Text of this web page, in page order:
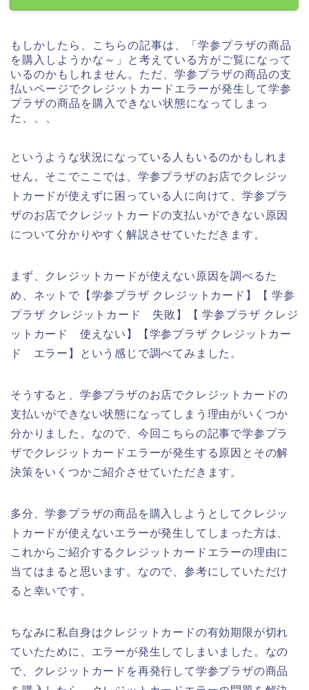
もしかしたら、こちらの記事は、「学参プラザの商品
を購入しようかな～」と考えている方がご覧になって
いるのかもしれません。ただ、学参プラザの商品の支
払いページでクレジットカードエラーが発生して学参
プラザの商品を購入できない状態になってしまっ
た、、、
というような状況になっている人もいるのかもしれま
せん。そこでここでは、学参プラザのお店でクレジッ
トカードが使えずに困っている人に向けて、学参プラ
ザのお店でクレジットカードの支払いができない原因
について分かりやすく解説させていただきます。
まず、クレジットカードが使えない原因を調べるた
め、ネットで【学参プラザ クレジットカード】【 学参
プラザ クレジットカード 失敗】【 学参プラザ クレジ
ットカード 使えない】【学参プラザ クレジットカー
ド エラー】という感じで調べてみました。
そうすると、学参プラザのお店でクレジットカードの
支払いができない状態になってしまう理由がいくつか
分かりました。なので、今回こちらの記事で学参プラ
ザでクレジットカードエラーが発生する原因とその解
決策をいくつかご紹介させていただきます。
多分、学参プラザの商品を購入しようとしてクレジッ
トカードが使えないエラーが発生してしまった方は、
これからご紹介するクレジットカードエラーの理由に
当てはまると思います。なので、参考にしていただけ
ると幸いです。
ちなみに私自身はクレジットカードの有効期限が切れ
ていたために、エラーが発生してしまいました。なの
で、クレジットカードを再発行して学参プラザの商品